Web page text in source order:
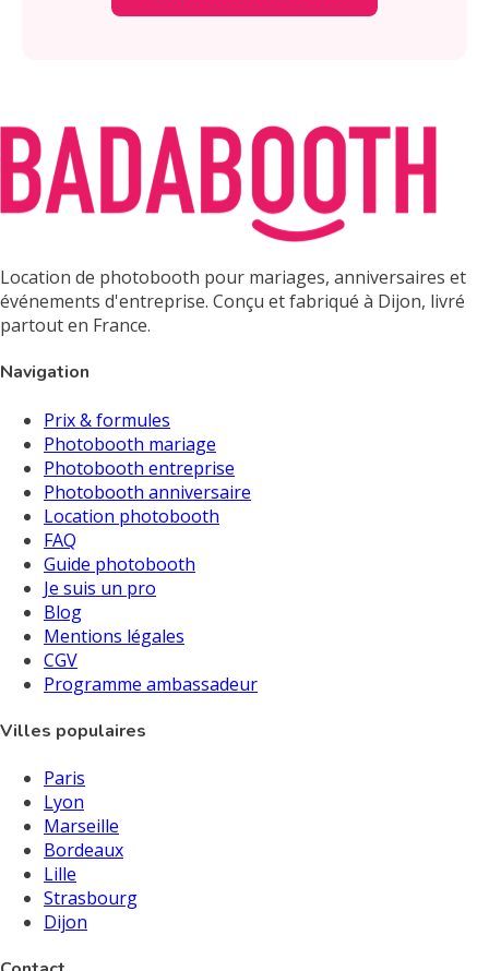
Location de photobooth pour mariages, anniversaires et
événements d'entreprise. Conçu et fabriqué à Dijon, livré
partout en France.
Navigation
Prix & formules
Photobooth mariage
Photobooth entreprise
Photobooth anniversaire
Location photobooth
FAQ
Guide photobooth
Je suis un pro
Blog
Mentions légales
CGV
Programme ambassadeur
Villes populaires
Paris
Lyon
Marseille
Bordeaux
Lille
Strasbourg
Dijon